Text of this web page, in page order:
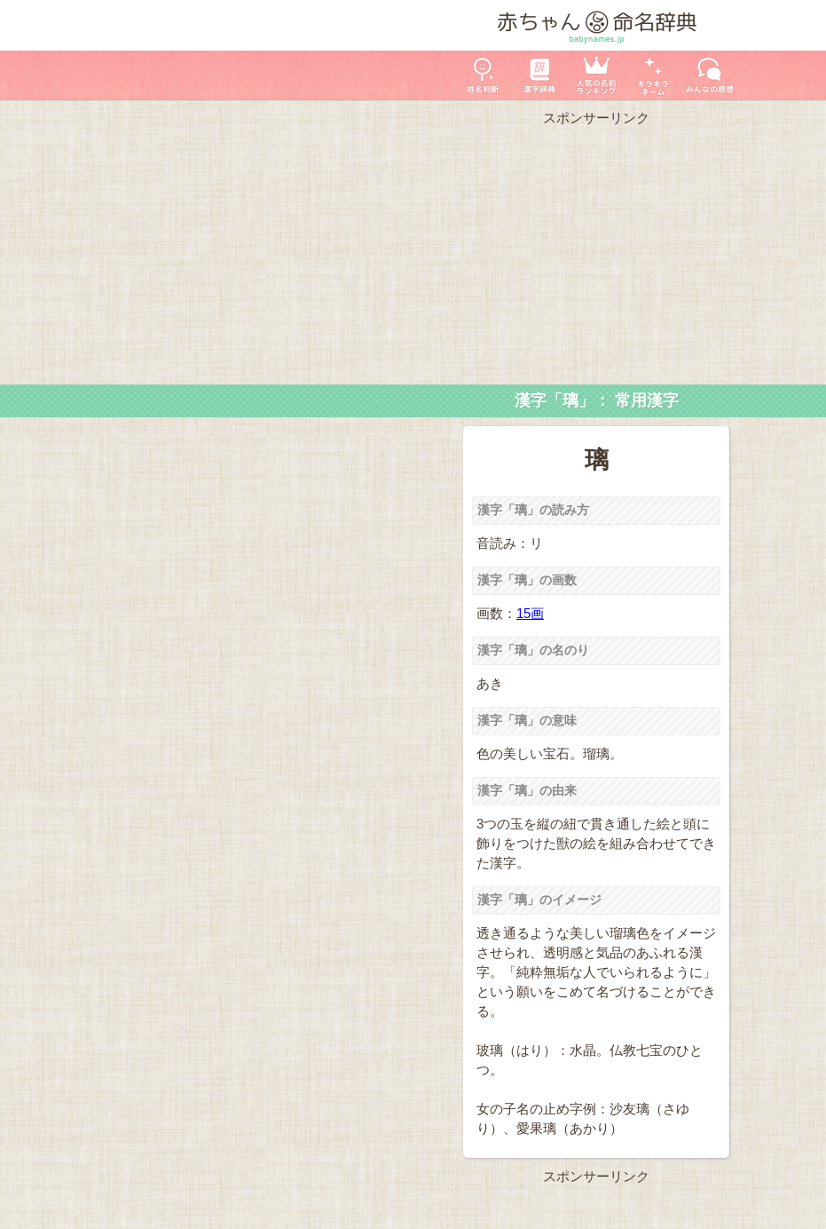
スポンサーリンク
漢字「璃」： 常用漢字
璃
漢字「璃」の読み方
音読み：リ
漢字「璃」の画数
画数： 15画
漢字「璃」の名のり
あき
漢字「璃」の意味
色の美しい宝石。瑠璃。
漢字「璃」の由来
3つの玉を縦の紐で貫き通した絵と頭に
飾りをつけた獣の絵を組み合わせてでき
た漢字。
漢字「璃」のイメージ
透き通るような美しい瑠璃色をイメージ
させられ、透明感と気品のあふれる漢
字。「純粋無垢な人でいられるように」
という願いをこめて名づけることができ
る。
玻璃（はり）：水晶。仏教七宝のひと
つ。
女の子名の止め字例：沙友璃（さゆ
り）、愛果璃（あかり）
スポンサーリンク